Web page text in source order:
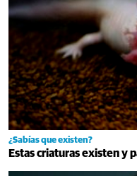
¿Sabías que existen?
Estas criaturas existen y